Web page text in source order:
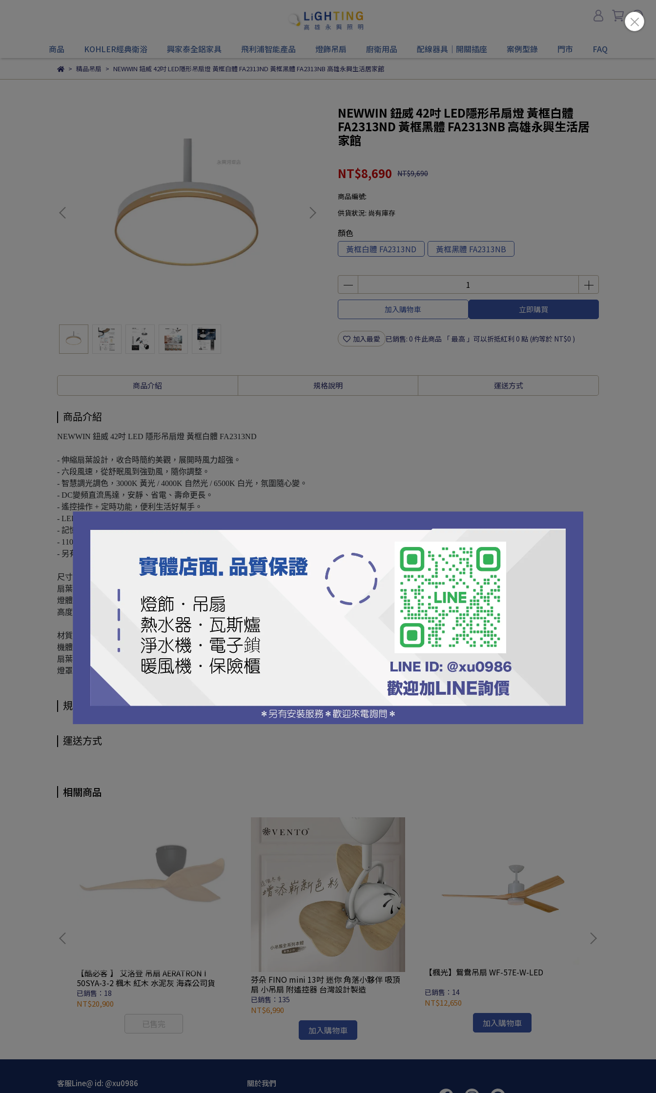
商品 KOHLER經典衛浴 興家泰全鋁家具 飛利浦智能產品 燈飾吊扇 廚衛用品 配線器具｜開關插座 案例型錄 門市 FAQ
精品吊扇 NEWWIN 鈕威 42吋 LED隱形吊扇燈 黃框白體 FA2313ND 黃框黑體 FA2313NB 高雄永興生活居家館
NEWWIN 鈕威 42吋 LED隱形吊扇燈 黃框白體
FA2313ND 黃框黑體 FA2313NB 高雄永興生活居
家館
NT$8,690 NT$9,690
商品編號:
供貨狀況: 尚有庫存
顏色
黃框白體 FA2313ND
黃框黑體 FA2313NB
加入購物車 立即購買
加入最愛 已銷售: 0 件此商品 「 最高 」可以折抵紅利 0 點 (約等於 NT$0 )
商品介紹 規格說明 運送方式
商品介紹
NEWWIN 鈕威 42吋 LED 隱形吊扇燈 黃框白體 FA2313ND
- 伸縮扇葉設計，收合時簡約美觀，展開時風力超強。
- 六段風速，從舒眠風到強勁風，隨你調整。
- 智慧調光調色，3000K 黃光 / 4000K 自然光 / 6500K 白光，氛圍隨心變。
- DC變頻直流馬達，安靜、省電、壽命更長。
- 遙控操作 + 定時功能，便利生活好幫手。
- LED光源壽命：約100,000小時
- 記憶功能
- 110V家用電
- 另有 【黃框黑體】FA2313NB 可選擇
尺寸
扇葉展開：42吋
燈體直徑：50cm
高度：48cm
材質
機體：鐵
扇葉：PC聚碳酸酯
燈罩：壓克力
規格說明
運送方式
相關商品
【酷必客 】 艾洛登 吊扇 AERATRON I
50SYA-3-2 楓木 紅木 水泥灰 海森公司貨
已銷售：18
NT$20,900
已售完
芬朵 FINO mini 13吋 迷你 角落小夥伴 吸頂
扇 小吊扇 附遙控器 台灣設計製造
已銷售：135
NT$6,990
加入購物車
【楓光】鴛鴦吊扇 WF-57E-W-LED
已銷售：14
NT$12,650
加入購物車
客服Line@ id: @xu0986 關於我們